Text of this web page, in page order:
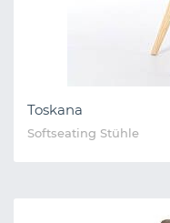
Toskana
Softseating Stühle